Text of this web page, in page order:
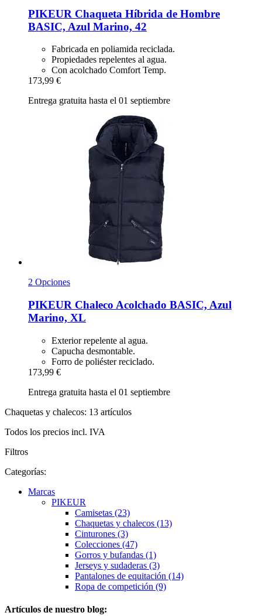
PIKEUR Chaqueta Híbrida de Hombre
BASIC, Azul Marino, 42
Fabricada en poliamida reciclada.
Propiedades repelentes al agua.
Con acolchado Comfort Temp.
173,99 €
Entrega gratuita hasta el 01 septiembre
2 Opciones
PIKEUR Chaleco Acolchado BASIC, Azul
Marino, XL
Exterior repelente al agua.
Capucha desmontable.
Forro de poliéster reciclado.
173,99 €
Entrega gratuita hasta el 01 septiembre
Chaquetas y chalecos: 13 artículos
Todos los precios incl. IVA
Filtros
Categorías:
Marcas
PIKEUR
Camisetas (23)
Chaquetas y chalecos (13)
Cinturones (3)
Colecciones (47)
Gorros y bufandas (1)
Jerseys y sudaderas (3)
Pantalones de equitación (14)
Ropa de competición (9)
Artículos de nuestro blog: